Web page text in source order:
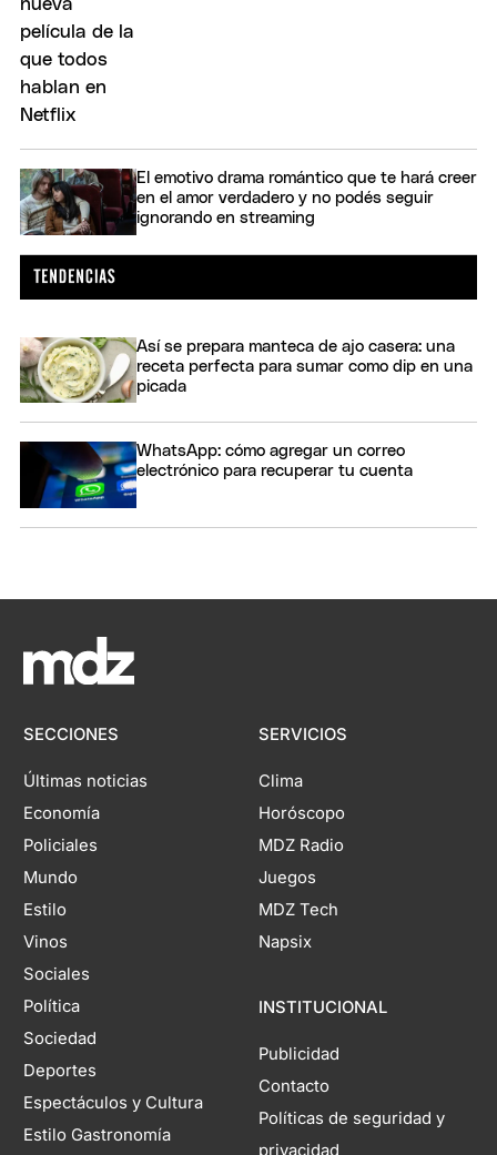
El emotivo drama romántico que te hará creer
en el amor verdadero y no podés seguir
ignorando en streaming
Así se prepara manteca de ajo casera: una
receta perfecta para sumar como dip en una
picada
WhatsApp: cómo agregar un correo
electrónico para recuperar tu cuenta
SECCIONES
Últimas noticias
Economía
Policiales
Mundo
Estilo
Vinos
Sociales
Política
Sociedad
Deportes
Espectáculos y Cultura
Estilo Gastronomía
SERVICIOS
Clima
Horóscopo
MDZ Radio
Juegos
MDZ Tech
Napsix
INSTITUCIONAL
Publicidad
Contacto
Políticas de seguridad y
privacidad